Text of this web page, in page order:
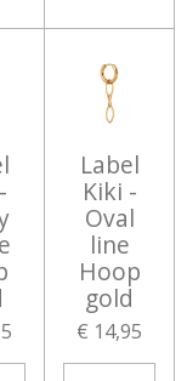
Label
Kiki -
Oval
line
Hoop
gold
€ 14,95